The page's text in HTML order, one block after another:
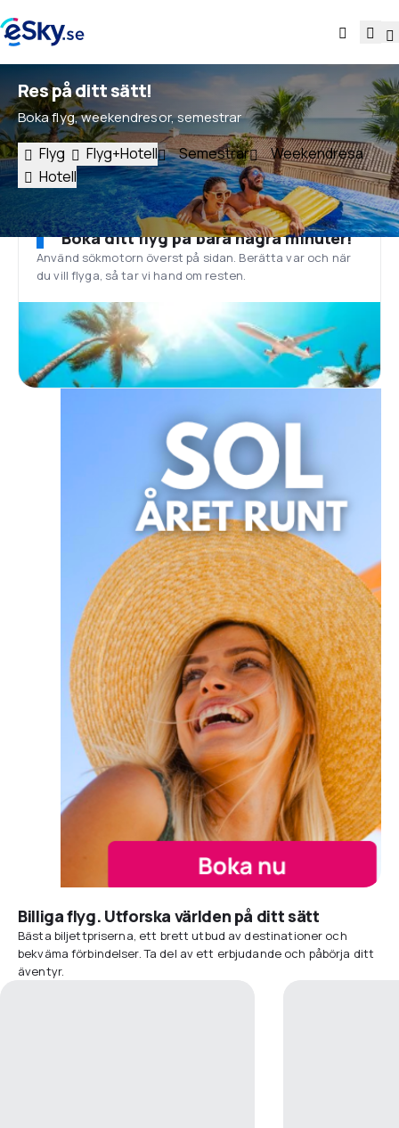
Res på ditt sätt!
Boka flyg, weekendresor, semestrar
Flyg Flyg+Hotell Semestrar
Weekendresa
Hotell
Boka ditt flyg på bara några minuter!
Använd sökmotorn överst på sidan. Berätta var och när
du vill flyga, så tar vi hand om resten.
Billiga flyg. Utforska världen på ditt sätt
Bästa biljettpriserna, ett brett utbud av destinationer och
bekväma förbindelser. Ta del av ett erbjudande och påbörja ditt
äventyr.